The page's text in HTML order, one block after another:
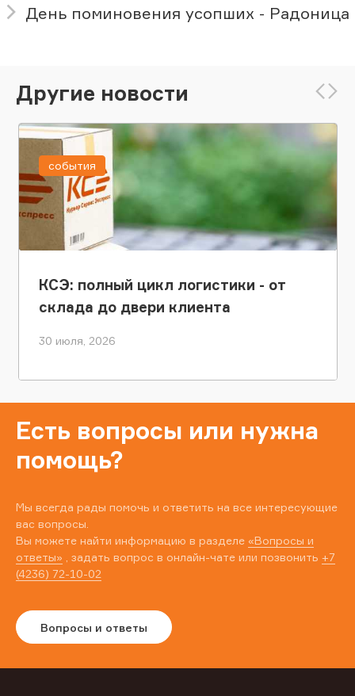
День поминовения усопших - Радоница
Другие новости
КСЭ: полный цикл логистики - от
склада до двери клиента
30 июля, 2026
события
Есть вопросы или нужна
помощь?
Мы всегда рады помочь и ответить на все интересующие
вас вопросы.
Вы можете найти информацию в разделе «Вопросы и
ответы» , задать вопрос в онлайн-чате или позвонить +7
(4236) 72-10-02
Вопросы и ответы